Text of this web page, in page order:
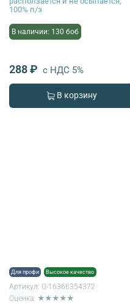
100% п/э
В наличии: 130 боб
288 ₽ с НДС 5%
В корзину
Для профи Высокое качество
Артикул: G-16366354372
Оценка: ★★★★★